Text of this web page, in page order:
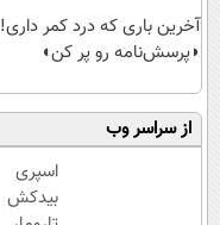
آخرین باری که درد کمر داری!
◗پرسش‌نامه رو پر کن◖
از سراسر وب
اسپری
بیدکش